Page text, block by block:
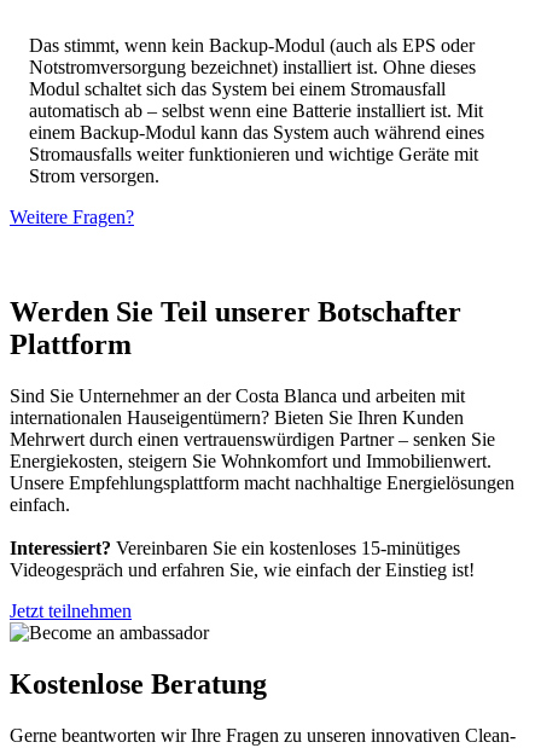
Das stimmt, wenn kein Backup-Modul (auch als EPS oder
Notstromversorgung bezeichnet) installiert ist. Ohne dieses
Modul schaltet sich das System bei einem Stromausfall
automatisch ab – selbst wenn eine Batterie installiert ist. Mit
einem Backup-Modul kann das System auch während eines
Stromausfalls weiter funktionieren und wichtige Geräte mit
Strom versorgen.​
Weitere Fragen?
Werden Sie Teil unserer Botschafter
Plattform
Sind Sie Unternehmer an der Costa Blanca und arbeiten mit
internationalen Hauseigentümern? Bieten Sie Ihren Kunden
Mehrwert durch einen vertrauenswürdigen Partner – senken Sie
Energiekosten, steigern Sie Wohnkomfort und Immobilienwert.
Unsere Empfehlungsplattform macht nachhaltige Energielösungen
einfach.
Interessiert? Vereinbaren Sie ein kostenloses 15-minütiges
Videogespräch und erfahren Sie, wie einfach der Einstieg ist!
Jetzt teilnehmen
Kostenlose Beratung
Gerne beantworten wir Ihre Fragen zu unseren innovativen Clean-